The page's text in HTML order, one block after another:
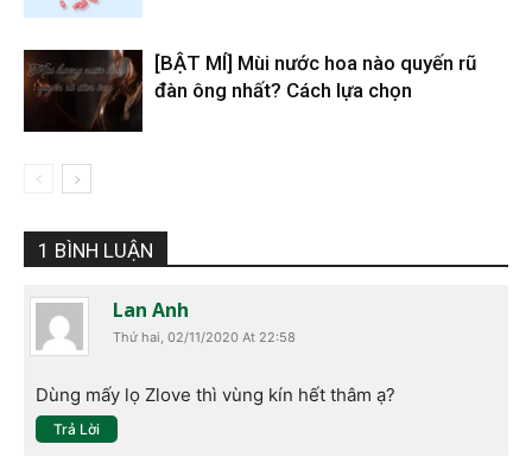
[BẬT MÍ] Mùi nước hoa nào quyến rũ
đàn ông nhất? Cách lựa chọn
1 BÌNH LUẬN
Lan Anh
Thứ hai, 02/11/2020 At 22:58
Dùng mấy lọ Zlove thì vùng kín hết thâm ạ?
Trả Lời